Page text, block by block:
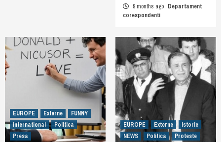
9 months ago Departament
corespondenti
EUROPE Externe
FUNNY
International
Politica
Presa
EUROPE Externe
Istorie
NEWS
Politica Proteste